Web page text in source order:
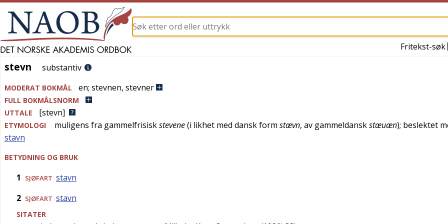
Fritekst-søk
stevn
stevn substantiv
MODERAT BOKMÅL en; stevnen, stevner
FULL BOKMÅLSNORM
UTTALE
[stevn]
ETYMOLOGI muligens fra gammelfrisiskstevene(i likhet med danskform stævn, av gammeldanskstæuæn); beslektet
stavn
BETYDNING OG BRUK
1 SJØFART stavn
2 SJØFART stavn
SITATER